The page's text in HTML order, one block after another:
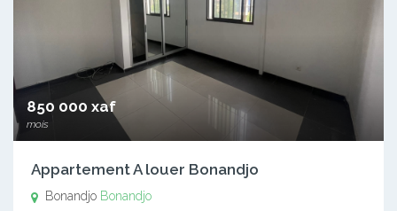
850 000 xaf
mois
Appartement A louer Bonandjo
Bonandjo Bonandjo